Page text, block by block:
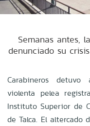
Semanas antes,
denunciado su
Carabineros
violenta pelea
Instituto Superior de
de Talca. El altercado